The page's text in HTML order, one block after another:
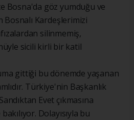
Bosna'da göz yumduğu ve
Bosnalı Kardeşlerimizi
silinmemiş,
sicili kirli bir katil
gittiği bu dönemde yaşanan
Türkiye'nin Başkanlık
Evet çıkmasına
Dolayısıyla bu